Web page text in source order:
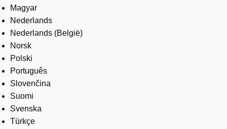
Magyar
Nederlands
Nederlands (België)
Norsk
Polski
Português
Slovenčina
Suomi
Svenska
Türkçe